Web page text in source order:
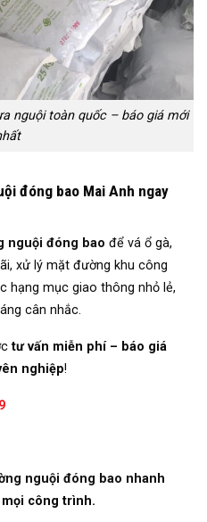
nguội toàn quốc – báo giá mới
đóng bao Mai Anh ngay
nguội đóng bao để vá ổ gà,
xử lý mặt đường khu công
hạng mục giao thông nhỏ lẻ,
cân nhắc.
tư vấn miễn phí – báo giá
nghiệp!
nguội đóng bao nhanh
công trình.